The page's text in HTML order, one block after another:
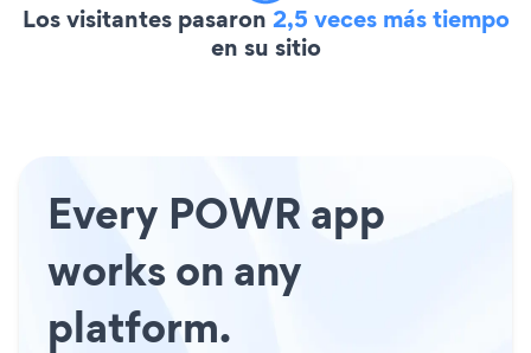
Los visitantes pasaron 2,5 veces más tiempo
en su sitio
Every POWR app
works on any
platform.